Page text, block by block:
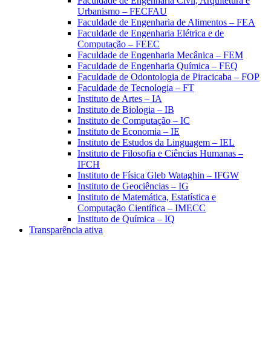
Urbanismo – FECFAU
Faculdade de Engenharia de Alimentos – FEA
Faculdade de Engenharia Elétrica e de
Computação – FEEC
Faculdade de Engenharia Mecânica – FEM
Faculdade de Engenharia Química – FEQ
Faculdade de Odontologia de Piracicaba – FOP
Faculdade de Tecnologia – FT
Instituto de Artes – IA
Instituto de Biologia – IB
Instituto de Computação – IC
Instituto de Economia – IE
Instituto de Estudos da Linguagem – IEL
Instituto de Filosofia e Ciências Humanas –
IFCH
Instituto de Física Gleb Wataghin – IFGW
Instituto de Geociências – IG
Instituto de Matemática, Estatística e
Computação Científica – IMECC
Instituto de Química – IQ
Transparência ativa